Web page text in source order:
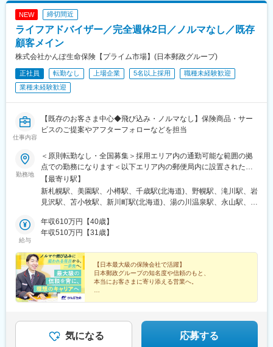
ル前駅、祇園駅(福岡県)、桜町駅(長崎県)、九品寺交差点駅、高見
馬場駅
NEW 締切間近
ライフアドバイザー／完全週休2日／ノルマなし／既存
顧客メイン
株式会社かんぽ生命保険【プライム市場】(日本郵政グループ)
正社員 転勤なし 上場企業 5名以上採用
職種未経験歓迎
業種未経験歓迎
仕事内容
【既存のお客さま中心◆飛び込み・ノルマなし】保険商品・サー
ビスのご提案やアフターフォローなどを担当
勤務地
＜原則転勤なし・全国募集＞採用エリア内の通勤可能な範囲の拠
点での勤務になります＜以下エリア内の郵便局内に設置されたか
んぽサービス部＞■北海道エリア：北海道■東北エリア：青森県、
岩手県、宮城県、秋田県、山形県、福島県■関東エリア：茨城県、
栃木県、群馬県、埼玉県、千葉県■東京エリア：東京都■南関東エ
ア：富山県、石川県、福井県■東海エリア：岐阜県、静岡県、愛知
県、三重県■近畿エリア：滋賀県、京都府、大阪府、兵庫県、奈良
根県■四国エリア：徳島県、香川県、愛媛県、高知県■九州エリ
ア：福岡県、佐賀県、長崎県、大分県、宮崎県、鹿児島県、熊本
県■沖縄エリア：沖縄県※初期配属の都道府県を希望可！U・Iター
ン歓迎※基本的にスクーターまたはバイク、一部エリアは車で営業
※配属先のかんぽサービス部は応募者の希望も踏まえて決定※入社
の家庭事情があり、参加が難しい場合はリモートプログラムとな
ります
【最寄り駅】
新札幌駅、美園駅、小樽駅、千歳駅(北海道)、野幌駅、滝川駅、岩
見沢駅、苫小牧駅、新川町駅(北海道)、湯の川温泉駅、永山駅、旭
駅、津軽五所川原駅、八戸駅、三沢駅(青森県)、新青森駅、上盛岡
駅、二戸駅、一ノ関駅、宮古駅、北上駅、水沢駅、久慈駅、紫波
駅(宮城県)、くりこま高原駅、新田駅(宮城県)、泉外旭川駅、能代
駅、東大館駅、羽後本荘駅、湯沢駅、横手駅、大曲駅(秋田県)、山
形駅、米沢駅、鶴岡駅、酒田駅、村山駅(山形県)、新庄駅、寒河江
駅、長井駅、白河駅、いわき駅、七日町駅、喜多方駅、二本松
駅、磐城石川駅、須賀川駅、原ノ町駅、福島学院前駅、郡山富田
間駅、新鉾田駅、鹿島神宮駅、磯原駅、勝田駅、新栃木駅、佐野
駅、西那須野駅、足利駅、新鹿沼駅、上今市駅、小山駅、真岡
駅、宝積寺駅、小金井駅、黒磯駅、駅東公園前駅、中央前橋駅、
給与
年収610万円【40歳】
年収510万円【31歳】
【日本最大級の保険会社で活躍】
日本郵政グループの知名度や信頼のもと、
本当にお客さまに寄り添える営業へ。
■昨年度賞与実績4.3カ月分
気になる 応募する